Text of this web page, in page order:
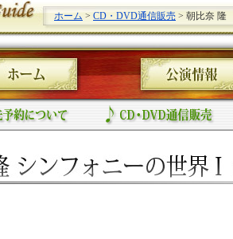
ホーム > CD・DVD通信販売 > 朝比奈 隆